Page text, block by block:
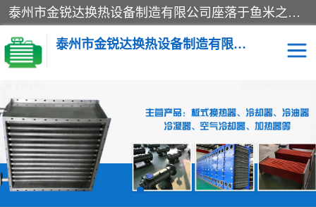
泰州市金锐达换热设备制造有限公司座落于鱼米之乡、祥泰之州一江苏泰州。是一家多年从事换热设备研究、设计、制造、销售、服务于一体的生产企业。
泰州市金锐达换热设备制造有限公司
冷却器 换热器
散热器 预热器
热交换器